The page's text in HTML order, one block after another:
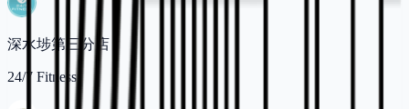
深水埗第三分店
24/7 Fitness